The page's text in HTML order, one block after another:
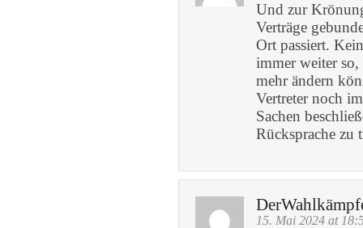
Und zur
Verträge
Ort passiert.
immer weiter
mehr ändern
Vertreter noch
Sachen
Rücksprache zu
15. Mai 2024 at